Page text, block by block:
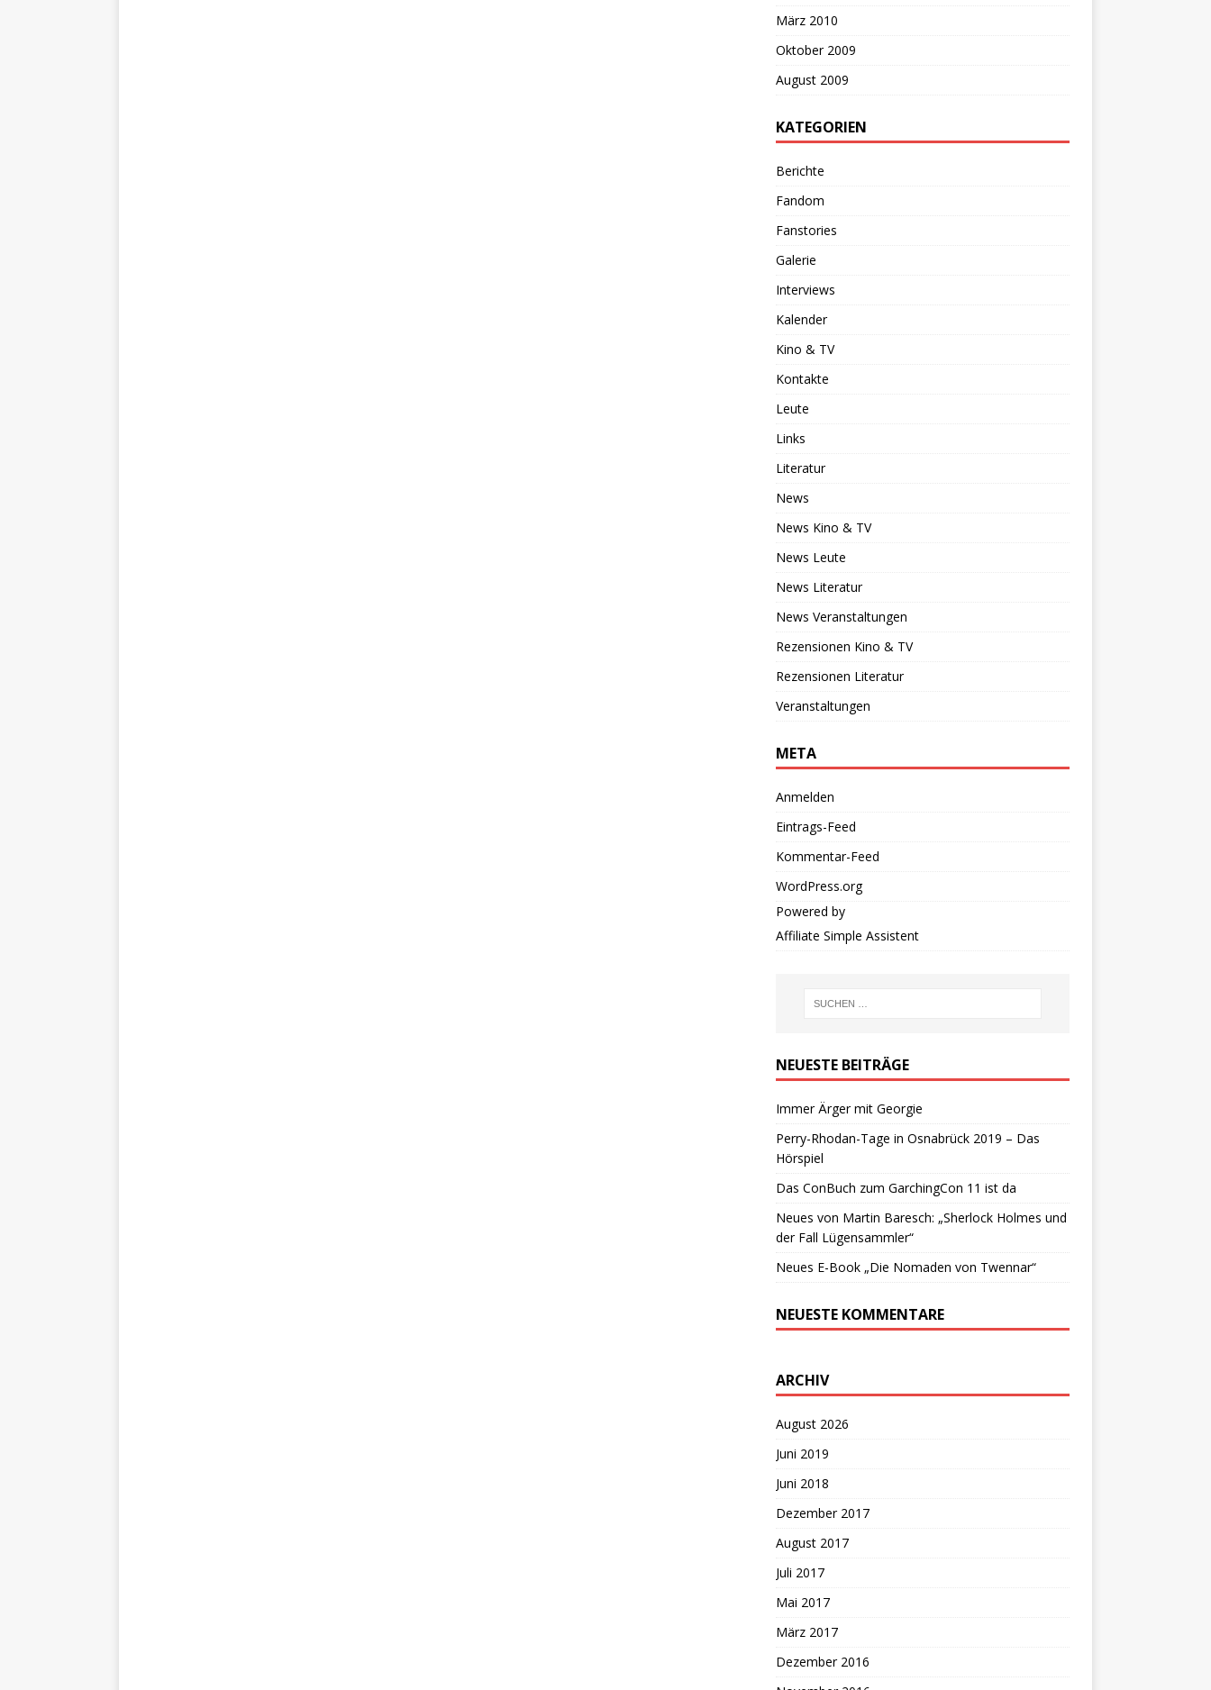
März 2010
Oktober 2009
August 2009
KATEGORIEN
Berichte
Fandom
Fanstories
Galerie
Interviews
Kalender
Kino & TV
Kontakte
Leute
Links
Literatur
News
News Kino & TV
News Leute
News Literatur
News Veranstaltungen
Rezensionen Kino & TV
Rezensionen Literatur
Veranstaltungen
META
Anmelden
Eintrags-Feed
Kommentar-Feed
WordPress.org
Powered by
Affiliate Simple Assistent
NEUESTE BEITRÄGE
Immer Ärger mit Georgie
Perry-Rhodan-Tage in Osnabrück 2019 – Das
Hörspiel
Das ConBuch zum GarchingCon 11 ist da
Neues von Martin Baresch: „Sherlock Holmes und
der Fall Lügensammler“
Neues E-Book „Die Nomaden von Twennar“
NEUESTE KOMMENTARE
ARCHIV
August 2026
Juni 2019
Juni 2018
Dezember 2017
August 2017
Juli 2017
Mai 2017
März 2017
Dezember 2016